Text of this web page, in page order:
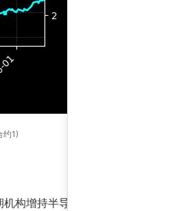
约1)
构增持半导体细分领域，而传媒通